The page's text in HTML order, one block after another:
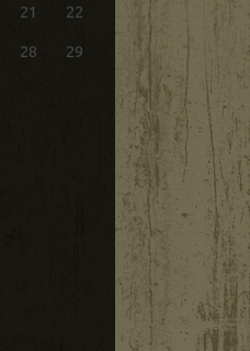
21 22
28 29